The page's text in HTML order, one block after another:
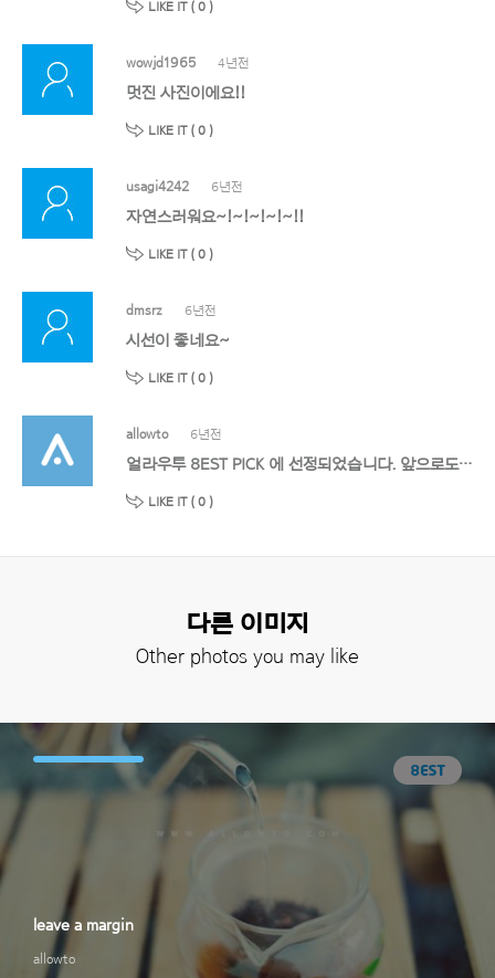
LIKE IT ( 0 )
wowjd1965 4년전
멋진 사진이에요!!
LIKE IT ( 0 )
usagi4242 6년전
자연스러워요~!~!~!~!~!!
LIKE IT ( 0 )
dmsrz 6년전
시선이 좋네요~
LIKE IT ( 0 )
allowto 6년전
얼라우투 8EST PICK 에 선정되었습니다. 앞으로도 멋진 작품 기대할게요!
LIKE IT ( 0 )
다른 이미지
Other photos you may like
allowto
leave a margin